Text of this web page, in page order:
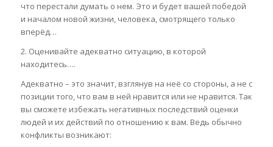
что перестали думать о нем. Это и будет вашей победой
и началом новой жизни, человека, смотрящего только
вперёд…
2. Оценивайте адекватно ситуацию, в которой
находитесь….
Адекватно – это значит, взглянув на неё со стороны, а не с
позиции того, что вам в ней нравится или не нравится. Так
вы сможете избежать негативных последствий оценки
людей и их действий по отношению к вам. Ведь обычно
конфликты возникают: